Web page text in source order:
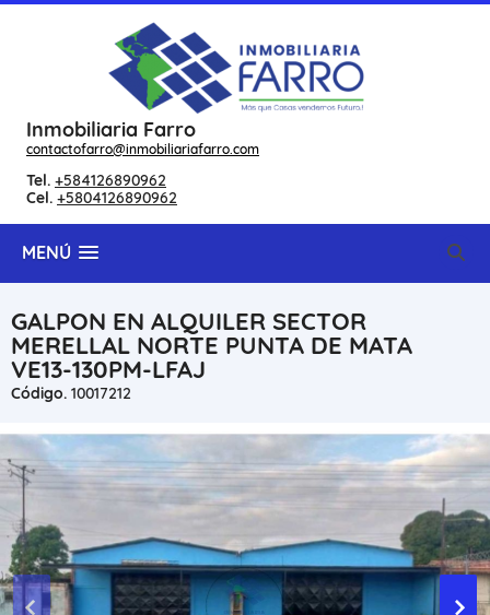
Inmobiliaria Farro
contactofarro@inmobiliariafarro.com
Tel. +584126890962
Cel. +5804126890962
MENÚ
GALPON EN ALQUILER SECTOR
MERELLAL NORTE PUNTA DE MATA
VE13-130PM-LFAJ
Código. 10017212